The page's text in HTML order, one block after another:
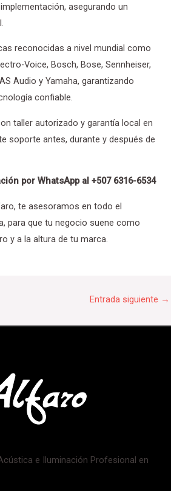
asegurando un
reconocidas a nivel mundial como
Voice, Bosch, Bose, Sennheiser,
Audio y Yamaha, garantizando
confiable.
taller autorizado y garantía local en
soporte antes, durante y después de
por WhatsApp al +507 6316-6534
te asesoramos en todo el
para que tu negocio suene como
y a la altura de tu marca.
Entrada siguiente →
e Iluminación Profesional en